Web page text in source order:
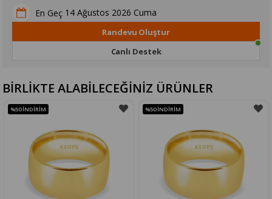
En Geç 14 Ağustos 2026 Cuma
Randevu Oluştur
Canlı Destek
BİRLİKTE ALABİLECEĞİNİZ ÜRÜNLER
%50 İNDIRIM %50 İNDIRIM